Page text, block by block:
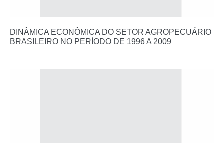
DINÂMICA ECONÔMICA DO SETOR AGROPECUÁRIO
BRASILEIRO NO PERÍODO DE 1996 A 2009